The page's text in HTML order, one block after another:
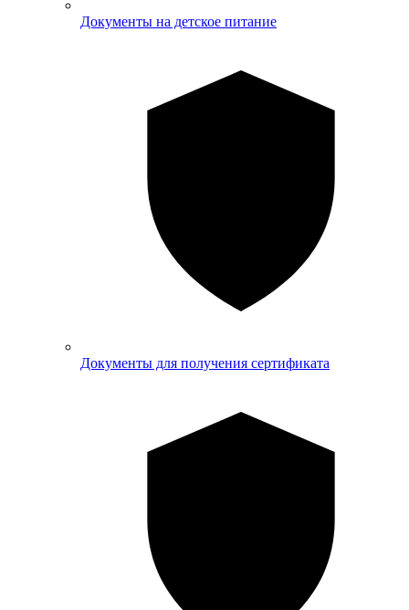
Документы на детское питание
Документы для получения сертификата